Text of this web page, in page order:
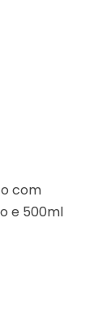
com
e 500ml